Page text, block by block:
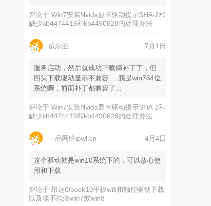
评论于Win7安装Nvida显卡驱动提示SHA-2和
缺少kb4474419和kb4490628的处理办法
威尔逊 7月1日
服务启动，然后就成功下载俩补丁了，但
回头下载驱动显示不兼容.....我是win764位
系统啊，前面补丁都兼容了...
评论于Win7安装Nvida显卡驱动提示SHA-2和
缺少kb4474419和kb4490628的处理办法
一品网络ipwl.cn 4月4日
这个驱动就是win10系统下的，可以放心使
用和下载
评论于昂达Obook10平板wifi和触控驱动下载
以及能不能装win7或win8